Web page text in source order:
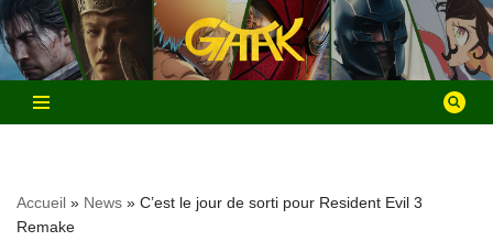
Aller
au
contenu
Accueil » News » C’est le jour de sorti pour Resident Evil 3
Remake